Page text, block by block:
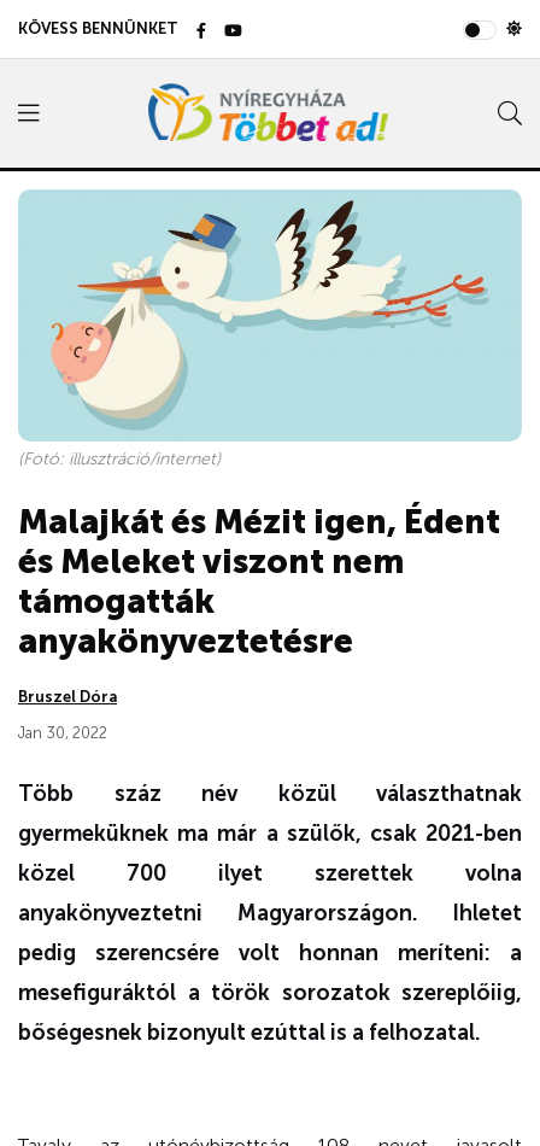
KÖVESS BENNÜNKET
(Fotó: illusztráció/internet)
Malajkát és Mézit igen, Édent
és Meleket viszont nem
támogatták
anyakönyveztetésre
Bruszel Dóra
Jan 30, 2022
Több száz név közül választhatnak
gyermeküknek ma már a szülők, csak 2021-ben
közel 700 ilyet szerettek volna
anyakönyveztetni Magyarországon. Ihletet
pedig szerencsére volt honnan meríteni: a
mesefiguráktól a török sorozatok szereplőiig,
bőségesnek bizonyult ezúttal is a felhozatal.